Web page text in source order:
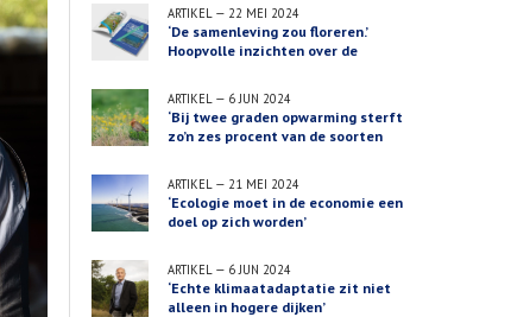
ARTIKEL — 22 MEI 2024
‘De samenleving zou floreren.’
Hoopvolle inzichten over de
biodiversiteit
ARTIKEL — 6 JUN 2024
‘Bij twee graden opwarming sterft
zo’n zes procent van de soorten
ARTIKEL — 21 MEI 2024
‘Ecologie moet in de economie een
doel op zich worden’
ARTIKEL — 6 JUN 2024
‘Echte klimaatadaptatie zit niet
alleen in hogere dijken’